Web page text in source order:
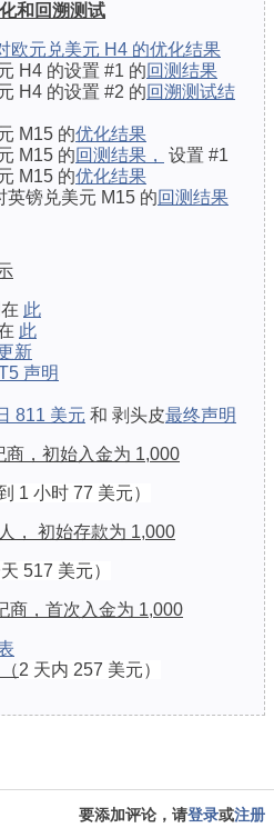
和回溯测试
欧元兑美元 H4 的优化结果
H4 的设置 #1 的回测结果
H4 的设置 #2 的回溯测试结
M15 的优化结果
M15 的回测结果，
设置 #1
M15 的优化结果
英镑兑美元 M15 的回测结果
此
此
新
声明
811 美元 和 剥头皮最终声明
商，初始入金为 1,000
1 小时 77 美元）
， 初始存款为 1,000
517 美元）
商，首次入金为 1,000
（2 天内 257 美元）
要添加评论，请登录或注册